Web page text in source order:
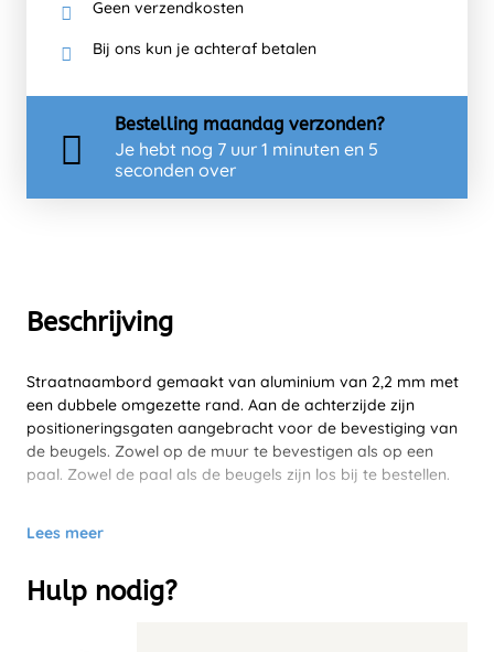
Beschrijving
Straatnaambord gemaakt van aluminium van 2,2 mm met
een dubbele omgezette rand. Aan de achterzijde zijn
positioneringsgaten aangebracht voor de bevestiging van
de beugels. Zowel op de muur te bevestigen als op een
paal. Zowel de paal als de beugels zijn los bij te bestellen.
Lees meer
Hulp nodig?
Geen verzendkosten
Bij ons kun je achteraf betalen
Bestelling maandag verzonden?
Je hebt nog 7 uur 1 minuten en 5
seconden over